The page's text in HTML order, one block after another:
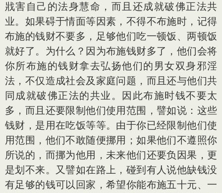
戕害自己的法身慧命，而且还成就破佛正法共
业。如果碍于情面等因素，不得不布施时，记得
布施的钱财不要多，足够他们吃一顿饭、两顿饭
就好了。为什么？因为布施钱财多了，他们会将
你所布施的钱财拿去弘扬他们的男女双身邪淫
法，不仅造成社会及家庭问题，而且还与他们共
同成就破佛正法的共业。因此布施时钱不要太
多，而且还要限制他们使用范围，譬如说：这些
钱财，是用在吃饭等等。由于你已经限制他们使
用范围，他们不敢随便挪用；如果他们不遵照你
所说的，而挪为他用，未来他们还要负因果，更
是划不来。又譬如在路上，碰到有人说他缺钱没
有足够的钱可以回家，希望你能布施五十元、一